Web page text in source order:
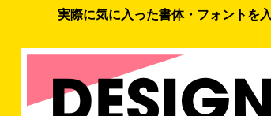
実際に気に入った書体・フォントを